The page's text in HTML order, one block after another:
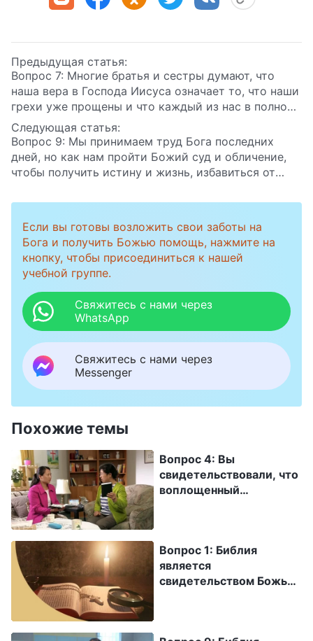
Предыдущая статья:
Вопрос 7: Многие братья и сестры думают, что
наша вера в Господа Иисуса означает то, что наши
грехи уже прощены и что каждый из нас в полной
мере насладился благодатью Господней, и все мы
испытали Божье сострадание и милость. Господь
Иисус уже не видит нас грешниками, так что нам
должно быть дозволено войти прямо в Царство
Небесное. Но тогда почему Господь не ввел нас в
Какую цель имеет Божий суд последних дней:
очистить и спасти человечество или же осудить и
уничтожить? Многие не могут разгадать это.
Просим побеседовать с нами по этому вопросу
более конкретно.
Следующая статья:
Вопрос 9: Мы принимаем труд Бога последних
дней, но как нам пройти Божий суд и обличение,
чтобы получить истину и жизнь, избавиться от
чтобы войти в Царство Небесное?
Если вы готовы возложить свои заботы на
Бога и получить Божью помощь, нажмите на
кнопку, чтобы присоединиться к нашей
учебной группе.
Свяжитесь с нами через
WhatsApp
Свяжитесь с нами через
Messenger
Похожие темы
Вопрос 4: Вы
свидетельствовали, что
воплощенный
суда, начиная с дома
Божьего. Но это не
согласуется с Библией.
Вопрос 1: Библия
является
свидетельством Божьей